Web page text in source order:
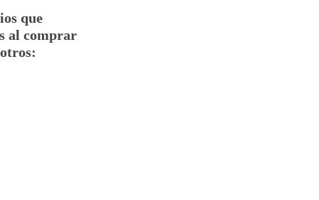
que
al comprar